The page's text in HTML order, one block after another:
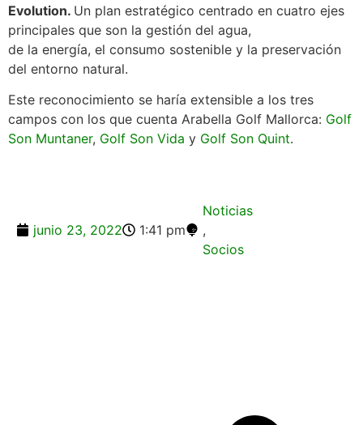
Evolution. Un plan estratégico centrado en cuatro ejes
principales que son la gestión del agua,
de la energía, el consumo sostenible y la preservación
del entorno natural.
Este reconocimiento se haría extensible a los tres
campos con los que cuenta Arabella Golf Mallorca: Golf
Son Muntaner, Golf Son Vida y Golf Son Quint.
junio 23, 2022 1:41 pm
Noticias
,
Socios